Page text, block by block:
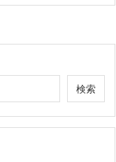
検索